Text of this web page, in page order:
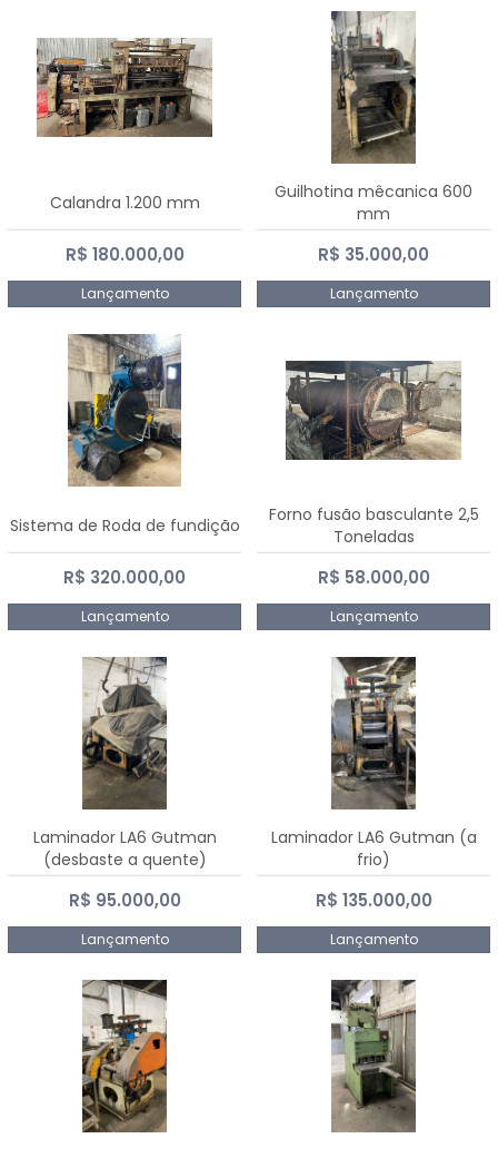
Calandra 1.200 mm
R$ 180.000,00
Lançamento
Guilhotina mêcanica 600
mm
R$ 35.000,00
Lançamento
Sistema de Roda de fundição
R$ 320.000,00
Lançamento
Forno fusão basculante 2,5
Toneladas
R$ 58.000,00
Lançamento
Laminador LA6 Gutman
(desbaste a quente)
R$ 95.000,00
Lançamento
Laminador LA6 Gutman (a
frio)
R$ 135.000,00
Lançamento